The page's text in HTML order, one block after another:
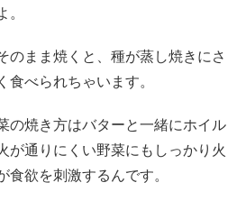
。
のまま焼くと、種が蒸し焼きにさ
食べられちゃいます。
の焼き方はバターと一緒にホイル
が通りにくい野菜にもしっかり火
食欲を刺激するんです。